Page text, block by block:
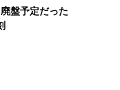
盤予定だった